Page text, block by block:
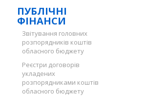
ПУБЛІЧНІ
ФІНАНСИ
Звітування головних
розпорядників коштів
обласного бюджету
Реєстри договорів
укладених
розпорядниками коштів
обласного бюджету